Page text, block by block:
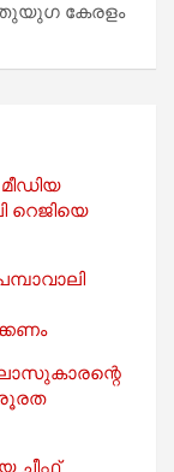
കേരളം
റെജിയെ
ചീഫ്